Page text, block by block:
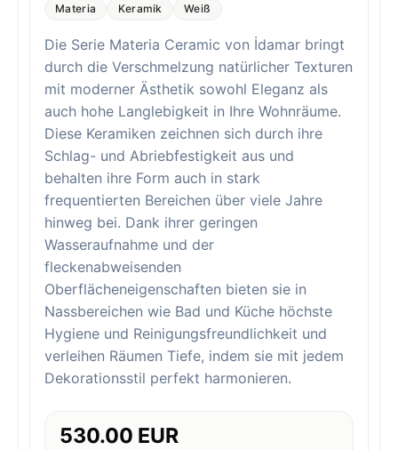
Materia Keramik Weiß
Die Serie Materia Ceramic von İdamar bringt
durch die Verschmelzung natürlicher Texturen
mit moderner Ästhetik sowohl Eleganz als
auch hohe Langlebigkeit in Ihre Wohnräume.
Diese Keramiken zeichnen sich durch ihre
Schlag- und Abriebfestigkeit aus und
behalten ihre Form auch in stark
frequentierten Bereichen über viele Jahre
hinweg bei. Dank ihrer geringen
Wasseraufnahme und der
fleckenabweisenden
Oberflächeneigenschaften bieten sie in
Nassbereichen wie Bad und Küche höchste
Hygiene und Reinigungsfreundlichkeit und
verleihen Räumen Tiefe, indem sie mit jedem
Dekorationsstil perfekt harmonieren.
530.00 EUR